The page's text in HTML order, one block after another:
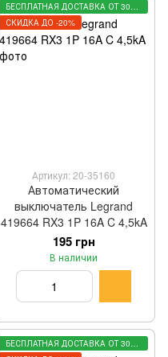
БЕСПЛАТНАЯ ДОСТАВКА ОТ 3000 ГРН
СКИДКА ДО -20%
Артикул: 20-35160
Автоматический
выключатель Legrand
419664 RX3 1P 16A C 4,5kA
195 грн
В наличии
БЕСПЛАТНАЯ ДОСТАВКА ОТ 3000 ГРН